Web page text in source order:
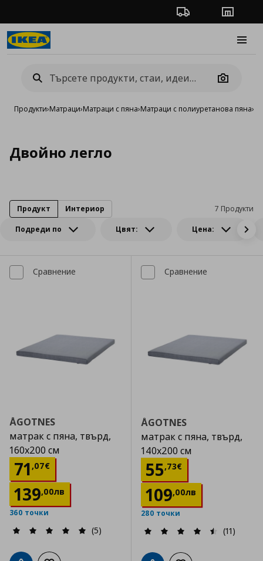
Проследяване на
Camera
Продукти›Матраци›Матраци с пяна›Матраци с полиуретанова пяна›
Двойно легло
Подреди по Цвят: Цена:
7 Продукти
Продукт Интериор
Сравнение
ÅGOTNES
матрак с пяна, твърд,
160x200 см
71,07€
Цена
139,00лв
360 точки
(5)
Сравнение
ÅGOTNES
матрак с пяна, твърд,
140x200 см
55,73€
Цена
109,00лв
280 точки
(11)